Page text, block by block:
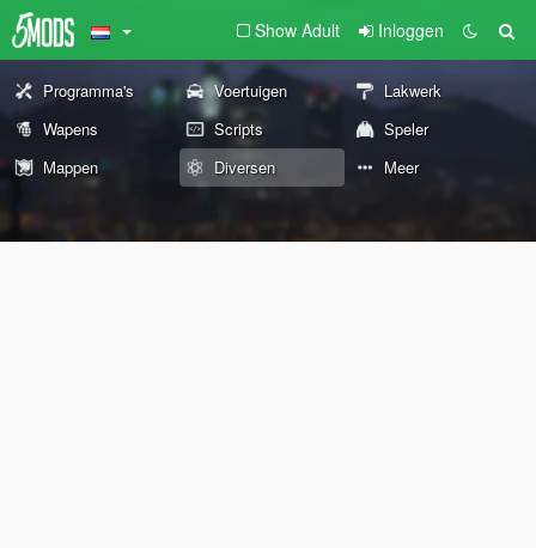
Show Adult Inloggen
Programma's Voertuigen
Lakwerk
Wapens
Scripts
Speler
Mappen
Diversen Meer